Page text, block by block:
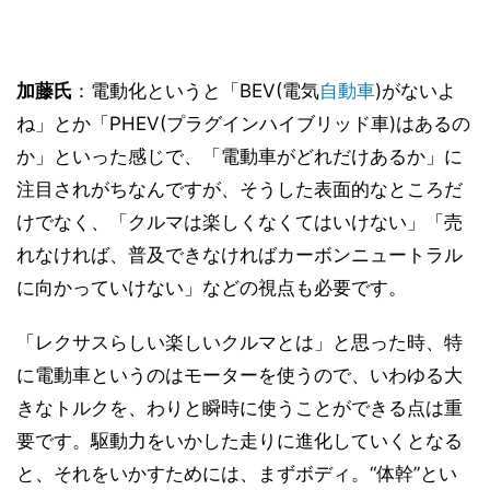
加藤氏 ：電動化というと「BEV(電気自動車)がないよ
ね」とか「PHEV(プラグインハイブリッド車)はあるの
か」といった感じで、「電動車がどれだけあるか」に
注目されがちなんですが、そうした表面的なところだ
けでなく、「クルマは楽しくなくてはいけない」「売
れなければ、普及できなければカーボンニュートラル
に向かっていけない」などの視点も必要です。
「レクサスらしい楽しいクルマとは」と思った時、特
に電動車というのはモーターを使うので、いわゆる大
きなトルクを、わりと瞬時に使うことができる点は重
要です。駆動力をいかした走りに進化していくとなる
と、それをいかすためには、まずボディ。“体幹”とい